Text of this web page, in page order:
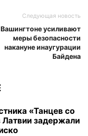
Следующая новость
усиливают
меры безопасности
накануне инаугурации
Байдена
«Танцев со
Латвии задержали